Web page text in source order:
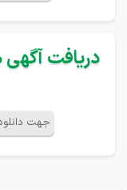
دریافت آگهی
جهت